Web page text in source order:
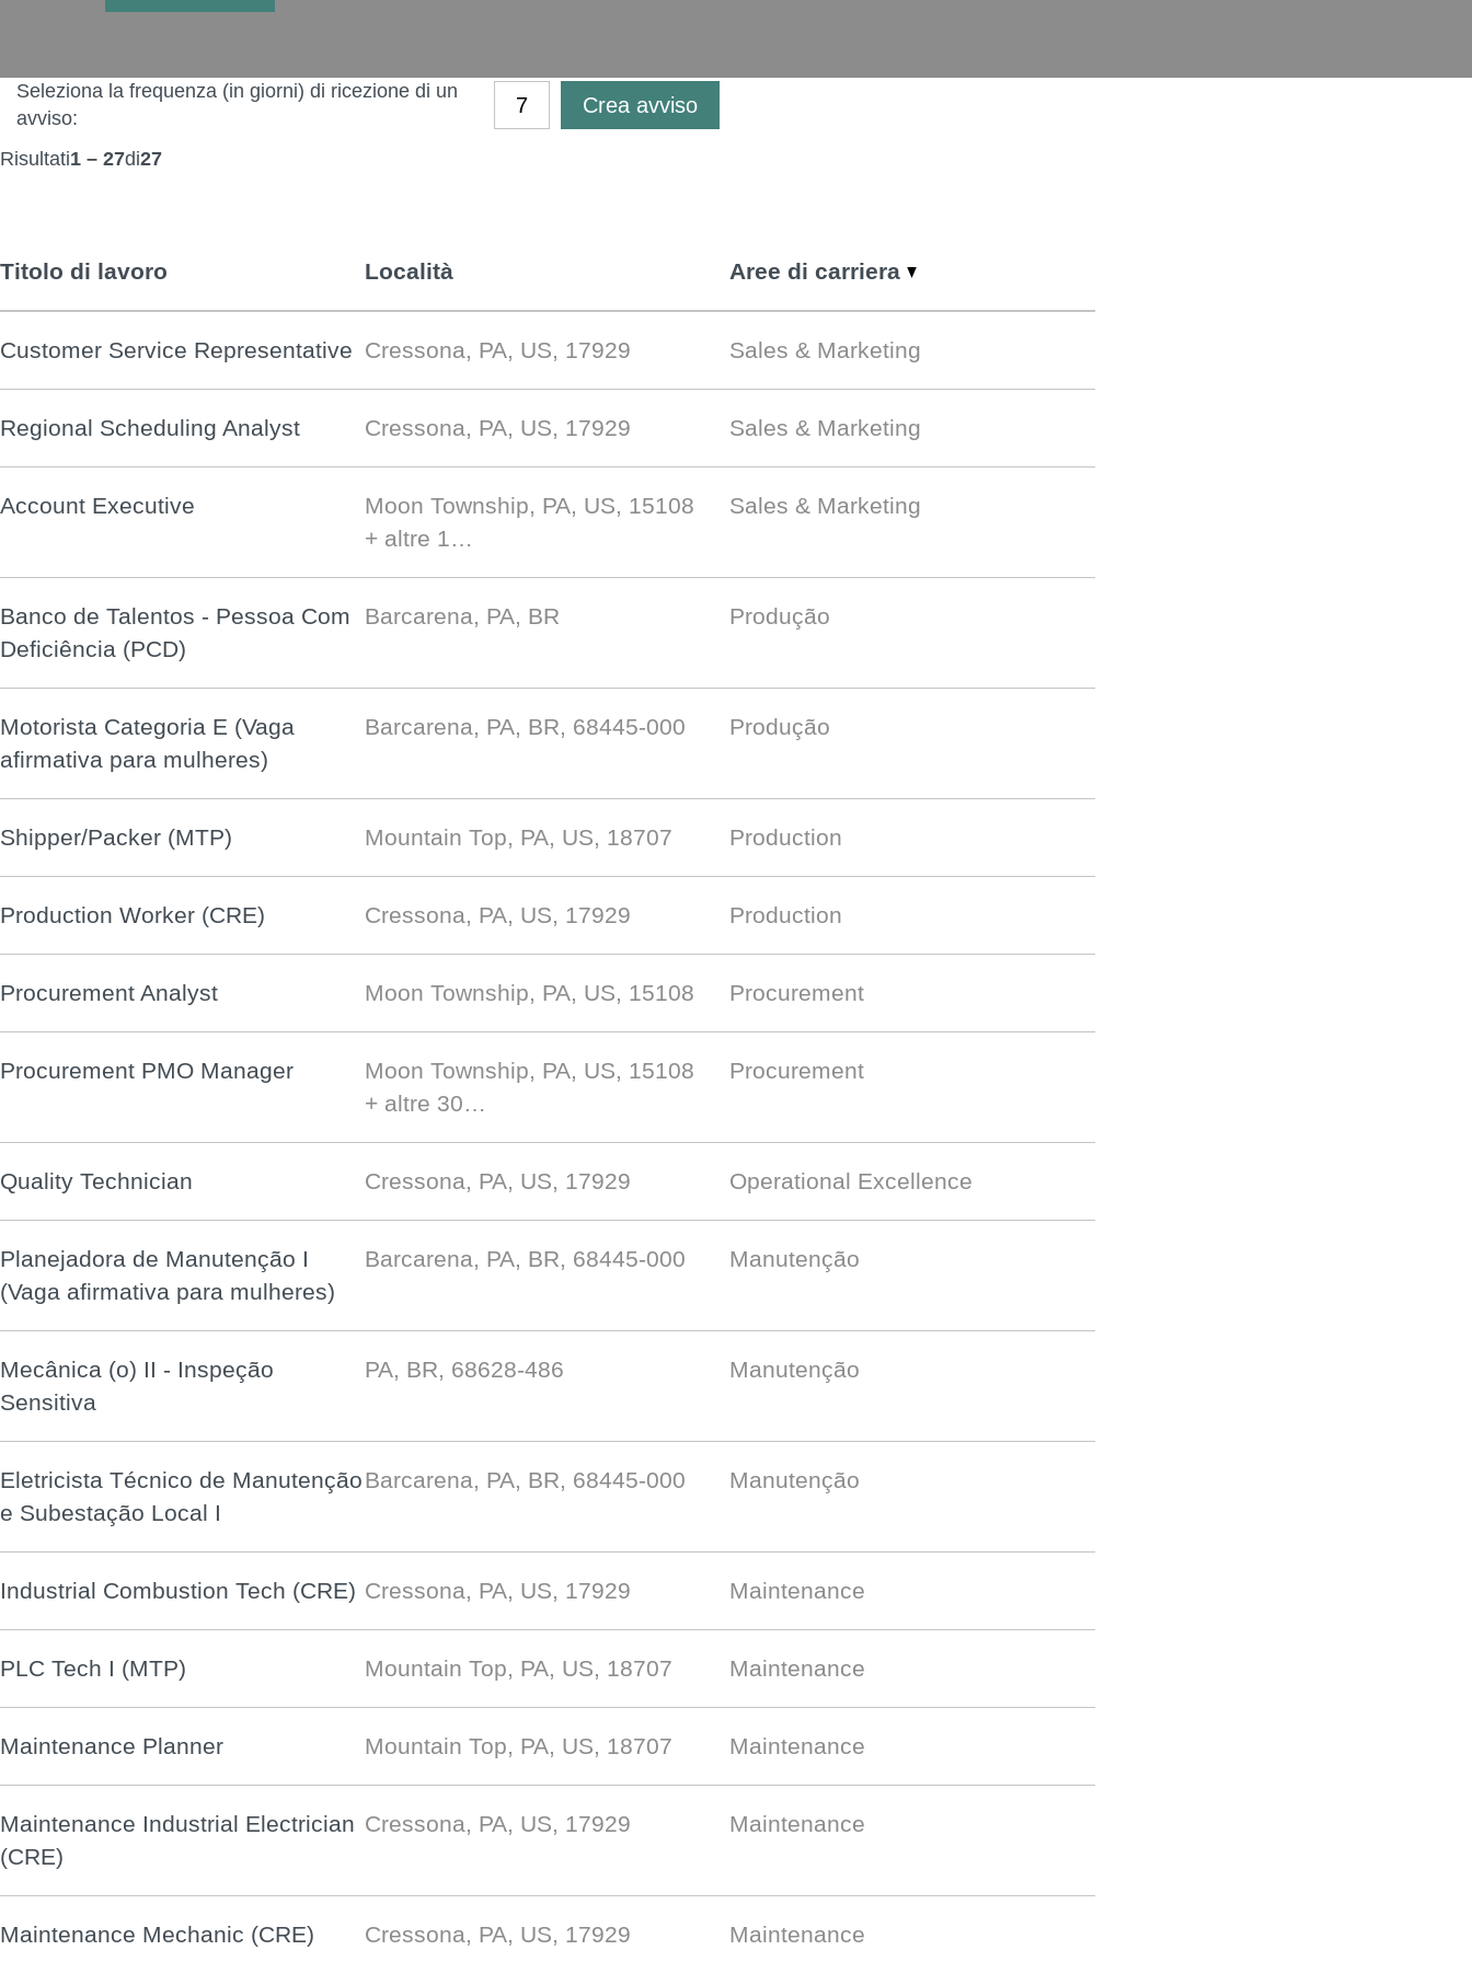
Seleziona la frequenza (in giorni) di ricezione di un
avviso:
Crea avviso
Risultati1 – 27di27
Titolo di lavoro Località Aree di carriera
Customer Service Representative Cressona, PA, US, 17929 Sales & Marketing
Regional Scheduling Analyst Cressona, PA, US, 17929 Sales & Marketing
Account Executive
Moon Township, PA, US, 15108
+ altre 1…
Sales & Marketing
Banco de Talentos - Pessoa Com
Deficiência (PCD)
Barcarena, PA, BR Produção
Motorista Categoria E (Vaga
afirmativa para mulheres)
Barcarena, PA, BR, 68445-000 Produção
Shipper/Packer (MTP) Mountain Top, PA, US, 18707 Production
Production Worker (CRE) Cressona, PA, US, 17929 Production
Procurement Analyst Moon Township, PA, US, 15108 Procurement
Procurement PMO Manager
Moon Township, PA, US, 15108
+ altre 30…
Procurement
Quality Technician Cressona, PA, US, 17929 Operational Excellence
Planejadora de Manutenção I
(Vaga afirmativa para mulheres)
Barcarena, PA, BR, 68445-000 Manutenção
Mecânica (o) II - Inspeção
Sensitiva
PA, BR, 68628-486 Manutenção
Eletricista Técnico de Manutenção
e Subestação Local I
Barcarena, PA, BR, 68445-000 Manutenção
Industrial Combustion Tech (CRE) Cressona, PA, US, 17929 Maintenance
PLC Tech I (MTP) Mountain Top, PA, US, 18707 Maintenance
Maintenance Planner Mountain Top, PA, US, 18707 Maintenance
Maintenance Industrial Electrician
(CRE)
Cressona, PA, US, 17929 Maintenance
Maintenance Mechanic (CRE) Cressona, PA, US, 17929 Maintenance